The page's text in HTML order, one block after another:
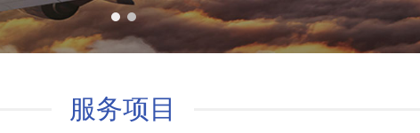
服务项目